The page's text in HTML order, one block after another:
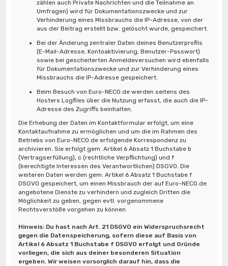
zählen auch Private Nachrichten und die Teilnahme an
Umfragen) wird für Dokumentationszwecke und zur
Verhinderung eines Missbrauchs die IP-Adresse, von der
aus der Beitrag erstellt bzw. gelöscht wurde, gespeichert.
Bei der Änderung zentraler Daten deines Benutzerprofils
(E-Mail-Adresse, Kontoaktivierung, Benutzer-Passwort)
sowie bei gescheiterten Anmeldeversuchen wird ebenfalls
für Dokumentationszwecke und zur Verhinderung eines
Missbrauchs die IP-Adresse gespeichert.
Beim Besuch von Euro-NECO.de werden seitens des
Hosters Logfiles über die Nutzung erfasst, die auch die IP-
Adresse des Zugriffs beinhalten.
Die Erhebung der Daten im Kontaktformular erfolgt, um eine
Kontaktaufnahme zu ermöglichen und um die im Rahmen des
Betriebs von Euro-NECO.de erfolgende Korrespondenz zu
archivieren. Sie erfolgt gem. Artikel 6 Absatz 1 Buchstabe b
(Vertragserfüllung), c (rechtliche Verpflichtung) und f
(berechtigte Interessen des Verantwortlichen) DSGVO. Die
weiteren Daten werden gem. Artikel 6 Absatz 1 Buchstabe f
DSGVO gespeichert, um einen Missbrauch der auf Euro-NECO.de
angebotene Dienste zu verhindern und zugleich Dritten die
Möglichkeit zu geben, gegen evtl. vorgenommene
Rechtsverstöße vorgehen zu können.
Hinweis: Du hast nach Art. 21 DSGVO ein Widerspruchsrecht
gegen die Datenspeicherung, sofern diese auf Basis von
Artikel 6 Absatz 1 Buchstabe f DSGVO erfolgt und Gründe
vorliegen, die sich aus deiner besonderen Situation
ergeben. Wir weisen vorsorglich darauf hin, dass die